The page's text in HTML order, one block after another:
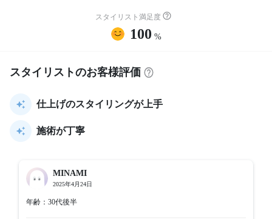
スタイリスト満足度
100 %
スタイリストのお客様評価
仕上げのスタイリングが上手
施術が丁寧
MINAMI
2025年4月24日
年齢：30代後半